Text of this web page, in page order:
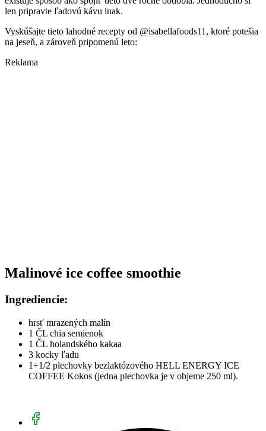
len pripravte ľadovú kávu inak.
Vyskúšajte tieto lahodné recepty od @isabellafoods11, ktoré potešia
na jeseň, a zároveň pripomenú leto:
Reklama
Malinové ice coffee smoothie
Ingrediencie:
hrsť mrazených malín
1 ČL chia semienok
1 ČL holandského kakaa
3 kocky ľadu
1+1/2 plechovky bezlaktózového HELL ENERGY ICE
COFFEE Kokos (jedna plechovka je v objeme 250 ml).